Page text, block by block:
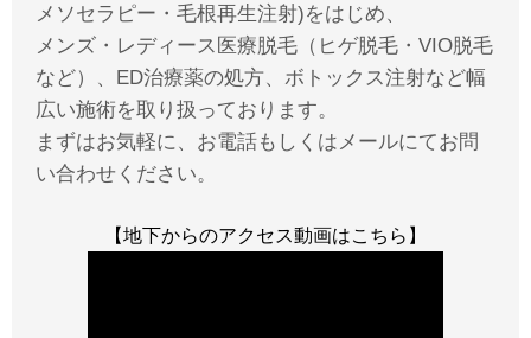
メソセラピー・毛根再生注射)をはじめ、
メンズ・レディース医療脱毛（ヒゲ脱毛・VIO脱毛
など）、ED治療薬の処方、ボトックス注射など幅
広い施術を取り扱っております。
まずはお気軽に、お電話もしくはメールにてお問
い合わせください。
【地下からのアクセス動画はこちら】